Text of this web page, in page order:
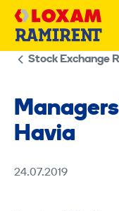
Skip
Stock Exchange
Havia
24.07.2019